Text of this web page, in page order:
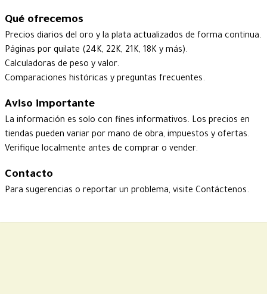
Qué ofrecemos
Precios diarios del oro y la plata actualizados de forma continua.
Páginas por quilate (24K, 22K, 21K, 18K y más).
Calculadoras de peso y valor.
Comparaciones históricas y preguntas frecuentes.
Aviso importante
La información es solo con fines informativos. Los precios en
tiendas pueden variar por mano de obra, impuestos y ofertas.
Verifique localmente antes de comprar o vender.
Contacto
Para sugerencias o reportar un problema, visite Contáctenos.